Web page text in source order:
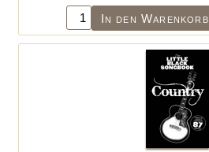
In den Warenkorb